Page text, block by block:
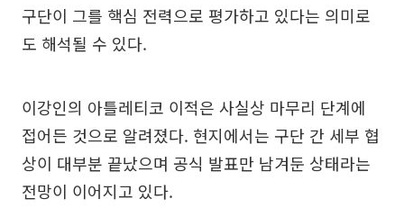
구단이 그를 핵심 전력으로 평가하고 있다는 의미로
도 해석될 수 있다.
이강인의 아틀레티코 이적은 사실상 마무리 단계에
접어든 것으로 알려졌다. 현지에서는 구단 간 세부 협
상이 대부분 끝났으며 공식 발표만 남겨둔 상태라는
전망이 이어지고 있다.